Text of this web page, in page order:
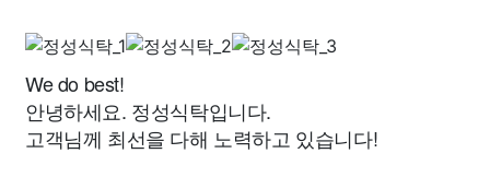
We do best!
안녕하세요. 정성식탁입니다.
고객님께 최선을 다해 노력하고 있습니다!